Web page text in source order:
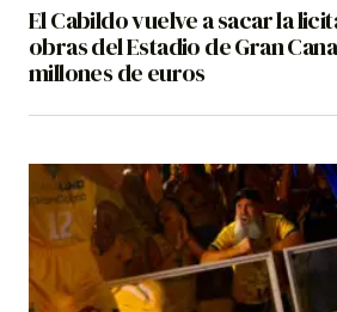
El Cabildo vuelve a sacar la
obras del Estadio de Gran
millones de euros